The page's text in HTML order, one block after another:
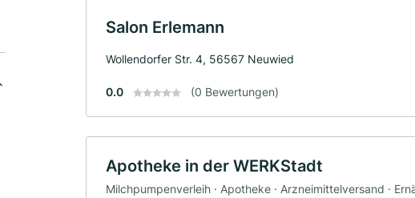
Salon Erlemann
Wollendorfer Str. 4, 56567 Neuwied
0.0 (0 Bewertungen)
Apotheke in der WERKStadt
Milchpumpenverleih · Apotheke · Arzneimittelversand ·